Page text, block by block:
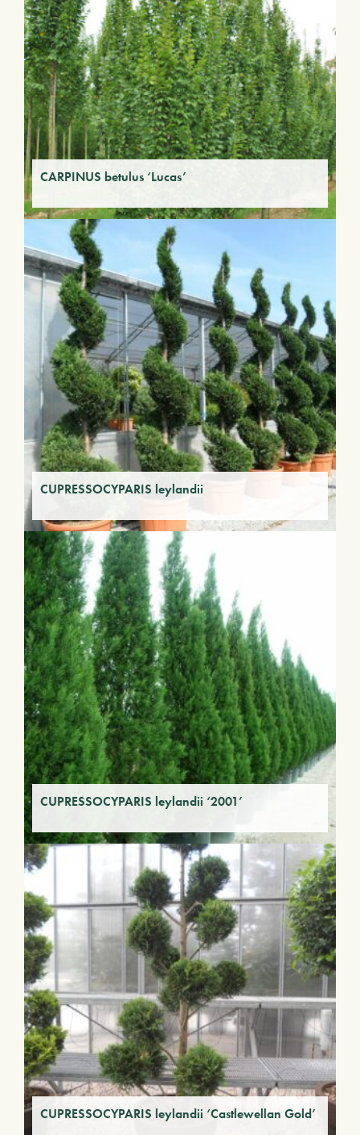
CARPINUS betulus ‘Lucas’
CUPRESSOCYPARIS leylandii
CUPRESSOCYPARIS leylandii ‘2001’
CUPRESSOCYPARIS leylandii ‘Castlewellan Gold’